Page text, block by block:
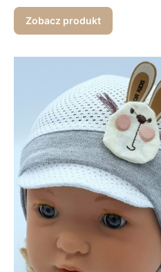
Zobacz produkt